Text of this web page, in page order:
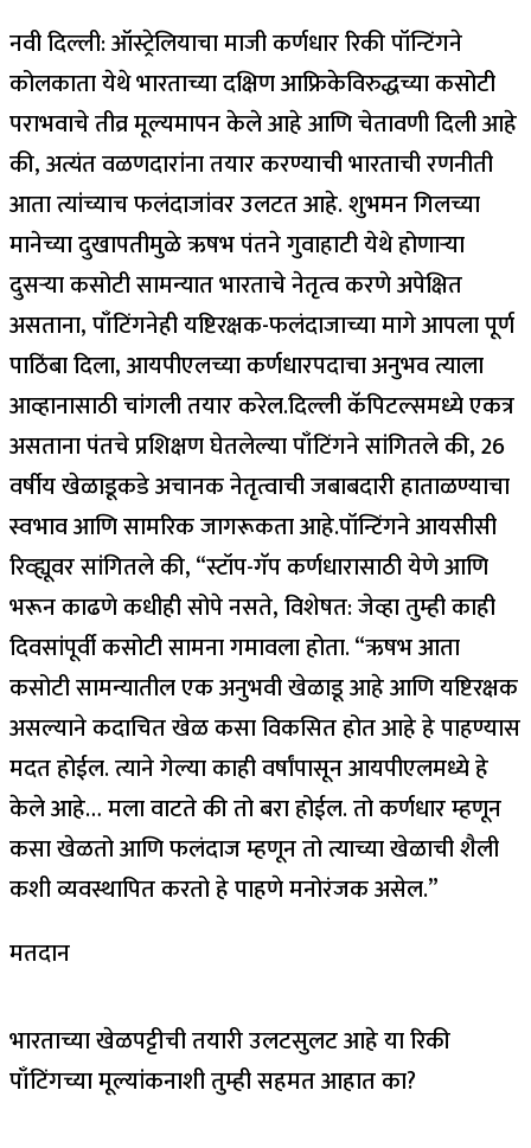
नवी दिल्ली: ऑस्ट्रेलियाचा माजी कर्णधार रिकी पॉन्टिंगने
कोलकाता येथे भारताच्या दक्षिण आफ्रिकेविरुद्धच्या कसोटी
पराभवाचे तीव्र मूल्यमापन केले आहे आणि चेतावणी दिली आहे
की, अत्यंत वळणदारांना तयार करण्याची भारताची रणनीती
आता त्यांच्याच फलंदाजांवर उलटत आहे.शुभमन गिलच्या
मानेच्या दुखापतीमुळे ऋषभ पंतने गुवाहाटी येथे होणाऱ्या
दुसऱ्या कसोटी सामन्यात भारताचे नेतृत्व करणे अपेक्षित
असताना, पाँटिंगनेही यष्टिरक्षक-फलंदाजाच्या मागे आपला पूर्ण
पाठिंबा दिला, आयपीएलच्या कर्णधारपदाचा अनुभव त्याला
आव्हानासाठी चांगली तयार करेल.दिल्ली कॅपिटल्समध्ये एकत्र
असताना पंतचे प्रशिक्षण घेतलेल्या पाँटिंगने सांगितले की, 26
वर्षीय खेळाडूकडे अचानक नेतृत्वाची जबाबदारी हाताळण्याचा
स्वभाव आणि सामरिक जागरूकता आहे.पॉन्टिंगने आयसीसी
रिव्ह्यूवर सांगितले की, “स्टॉप-गॅप कर्णधारासाठी येणे आणि
भरून काढणे कधीही सोपे नसते, विशेषत: जेव्हा तुम्ही काही
दिवसांपूर्वी कसोटी सामना गमावला होता. “ऋषभ आता
कसोटी सामन्यातील एक अनुभवी खेळाडू आहे आणि यष्टिरक्षक
असल्याने कदाचित खेळ कसा विकसित होत आहे हे पाहण्यास
मदत होईल. त्याने गेल्या काही वर्षांपासून आयपीएलमध्ये हे
केले आहे… मला वाटते की तो बरा होईल. तो कर्णधार म्हणून
कसा खेळतो आणि फलंदाज म्हणून तो त्याच्या खेळाची शैली
कशी व्यवस्थापित करतो हे पाहणे मनोरंजक असेल.”
मतदान
भारताच्या खेळपट्टीची तयारी उलटसुलट आहे या रिकी
पाँटिंगच्या मूल्यांकनाशी तुम्ही सहमत आहात का?